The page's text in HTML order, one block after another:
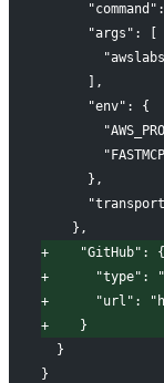
     "args": [
     ],
     "env": {
     },
   },
+
    "GitHub": {
+
"type":
+
"url":
+
    }
}
}